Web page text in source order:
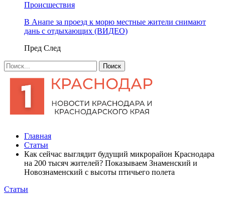
Происшествия
В Анапе за проезд к морю местные жители снимают
дань с отдыхающих (ВИДЕО)
Пред След
Главная
Статьи
Как сейчас выглядит будущий микрорайон Краснодара
на 200 тысяч жителей? Показываем Знаменский и
Новознаменский с высоты птичьего полета
Статьи